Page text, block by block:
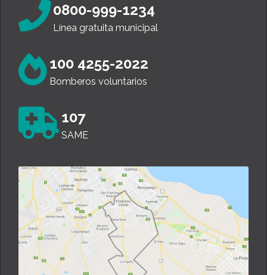
0800-999-1234
Línea gratuita municipal
100 4255-2022
Bomberos voluntarios
107
SAME